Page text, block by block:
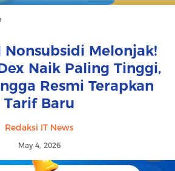
Nonsubsidi Melonjak!
Naik Paling Tinggi,
Resmi Terapkan
Tarif Baru
Redaksi IT News
May 4, 2026